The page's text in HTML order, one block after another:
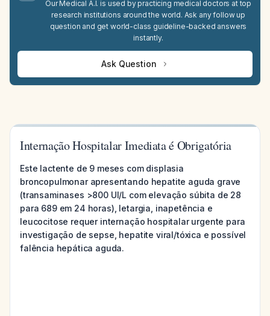
Our Medical A.I. is used by practicing medical doctors at top
research institutions around the world. Ask any follow up
question and get world-class guideline-backed answers
instantly.
Ask Question
Internação Hospitalar Imediata é Obrigatória
Este lactente de 9 meses com displasia
broncopulmonar apresentando hepatite aguda grave
(transaminases >800 UI/L com elevação súbita de 28
para 689 em 24 horas), letargia, inapetência e
leucocitose requer internação hospitalar urgente para
investigação de sepse, hepatite viral/tóxica e possível
falência hepática aguda.